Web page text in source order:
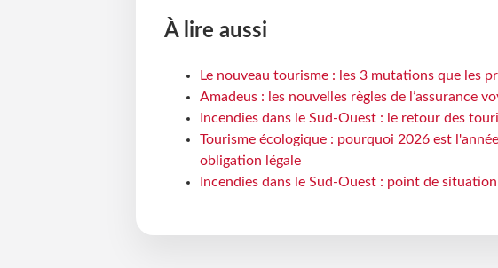
À lire aussi
Le nouveau tourisme : les 3 mutations que les
Amadeus : les nouvelles règles de l’assurance
Incendies dans le Sud-Ouest : le retour des
Tourisme écologique : pourquoi 2026 est
obligation légale
Incendies dans le Sud-Ouest : point de